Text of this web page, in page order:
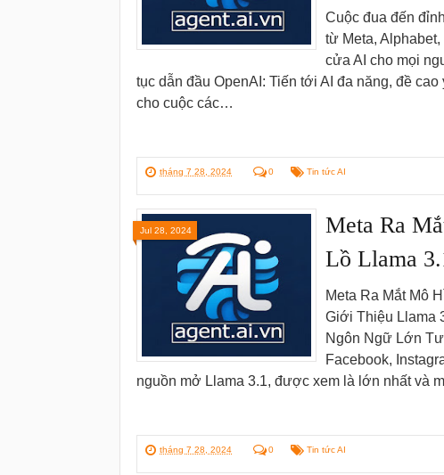
Cuộc đua đến
từ Meta,
cửa AI cho mọi
tục dẫn đầu OpenAI: Tiến tới AI đa năng, đề
cho cuộc các…
tháng 7 28, 2024 0 Tin tức AI
Meta Ra
Lồ Llama
Meta Ra Mắt Mô
Giới Thiệu Llama
Ngôn Ngữ Lớn
Facebook,
nguồn mở Llama 3.1, được xem là lớn nhất và
tháng 7 28, 2024 0 Tin tức AI
Jul 28, 2024